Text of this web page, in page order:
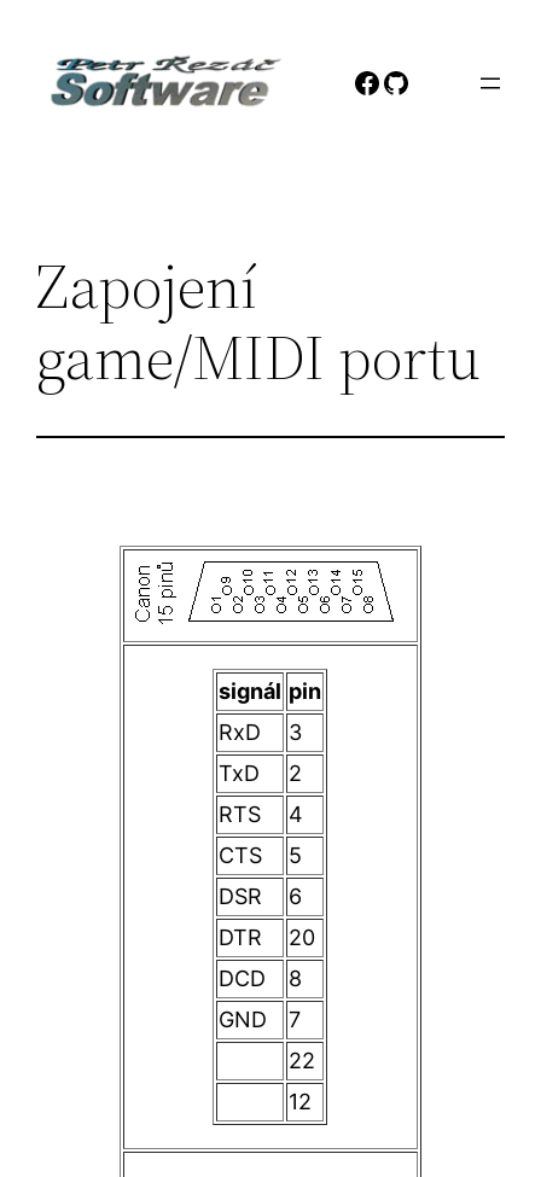
obsah
Facebook
GitHub
Zapojení
game/MIDI portu
signál pin
RxD
3
TxD
2
RTS
4
CTS
5
DSR
6
DTR
20
DCD
8
GND
7
22
12